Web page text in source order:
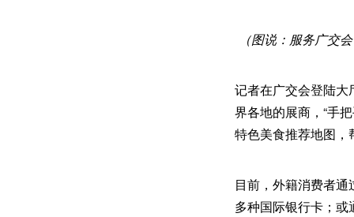
（图说：服务广交
记者在广交会登陆
界各地的展商，“手
特色美食推荐地图
目前，外籍消费者
多种国际银行卡；